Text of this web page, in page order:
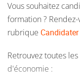
L'admission sera
globale du profil et
avec la
d'exercice
Vous souhaitez
formation ?
rubrique
Retrouvez toutes
d'économie :